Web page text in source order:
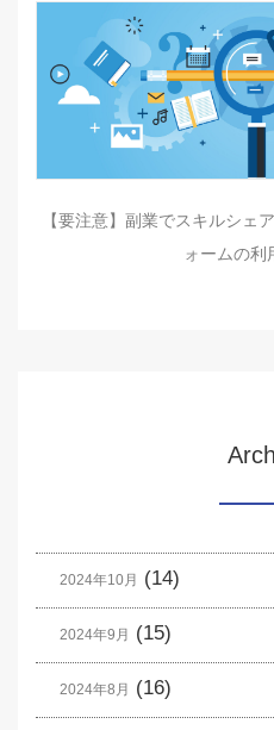
【要注意】副業でスキルシェ
ォームの利
2024年10月 (14)
2024年9月 (15)
2024年8月 (16)